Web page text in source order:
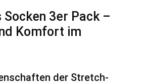
Socken 3er Pack –
Komfort im
der Stretch-